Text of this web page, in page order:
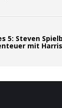
5: Steven
mit